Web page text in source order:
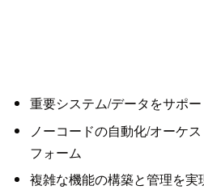
重要システム/データをサポー
ノーコードの自動化/オーケ
フォーム
複雑な機能の構築と管理を実